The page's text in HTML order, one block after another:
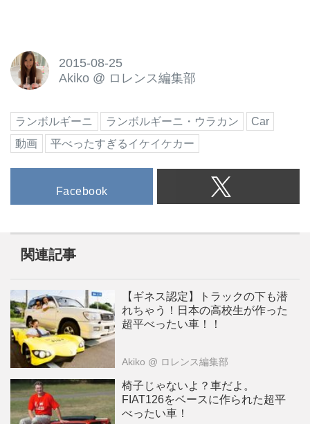
2015-08-25
Akiko @ ロレンス編集部
ランボルギーニ ランボルギーニ・ウラカン
Car
動画
平べったすぎるイケイケカー
Facebook
関連記事
【ギネス認定】トラックの下も潜
れちゃう！日本の高校生が作った
超平べったい車！！
Akiko @ ロレンス編集部
椅子じゃないよ？車だよ。
FIAT126をベースに作られた超平
べったい車！